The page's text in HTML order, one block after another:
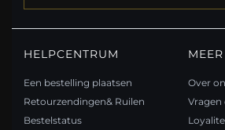
HELPCENTRUM
Een bestelling plaatsen
Retourzendingen& Ruilen
Bestelstatus
Over